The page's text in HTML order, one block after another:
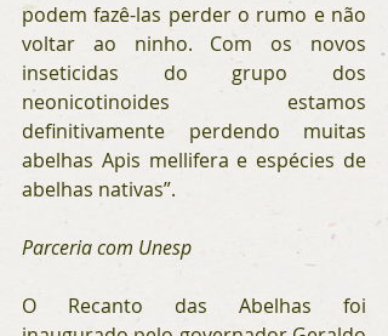
podem fazê-las perder o rumo e não
voltar ao ninho. Com os novos
inseticidas do grupo dos
neonicotinoides estamos
definitivamente perdendo muitas
abelhas Apis mellifera e espécies de
abelhas nativas”.
Parceria com Unesp
O Recanto das Abelhas foi